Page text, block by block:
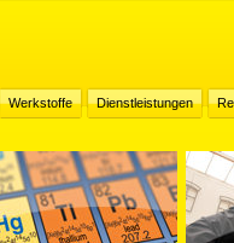
Werkstoffe Dienstleistungen